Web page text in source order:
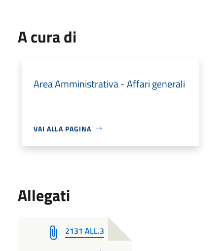
A cura di
Area Amministrativa - Affari generali
VAI ALLA PAGINA
Allegati
2131 ALL.3